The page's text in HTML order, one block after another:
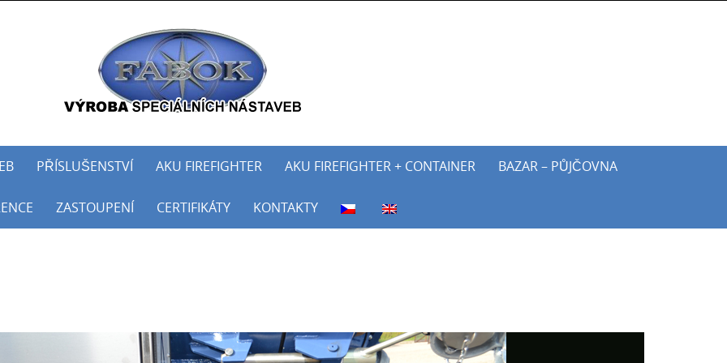
to
content
PŘÍSLUŠENSTVÍ AKU FIREFIGHTER AKU FIREFIGHTER + CONTAINER BAZAR – PŮJČOVNA
ZASTOUPENÍ CERTIFIKÁTY KONTAKTY